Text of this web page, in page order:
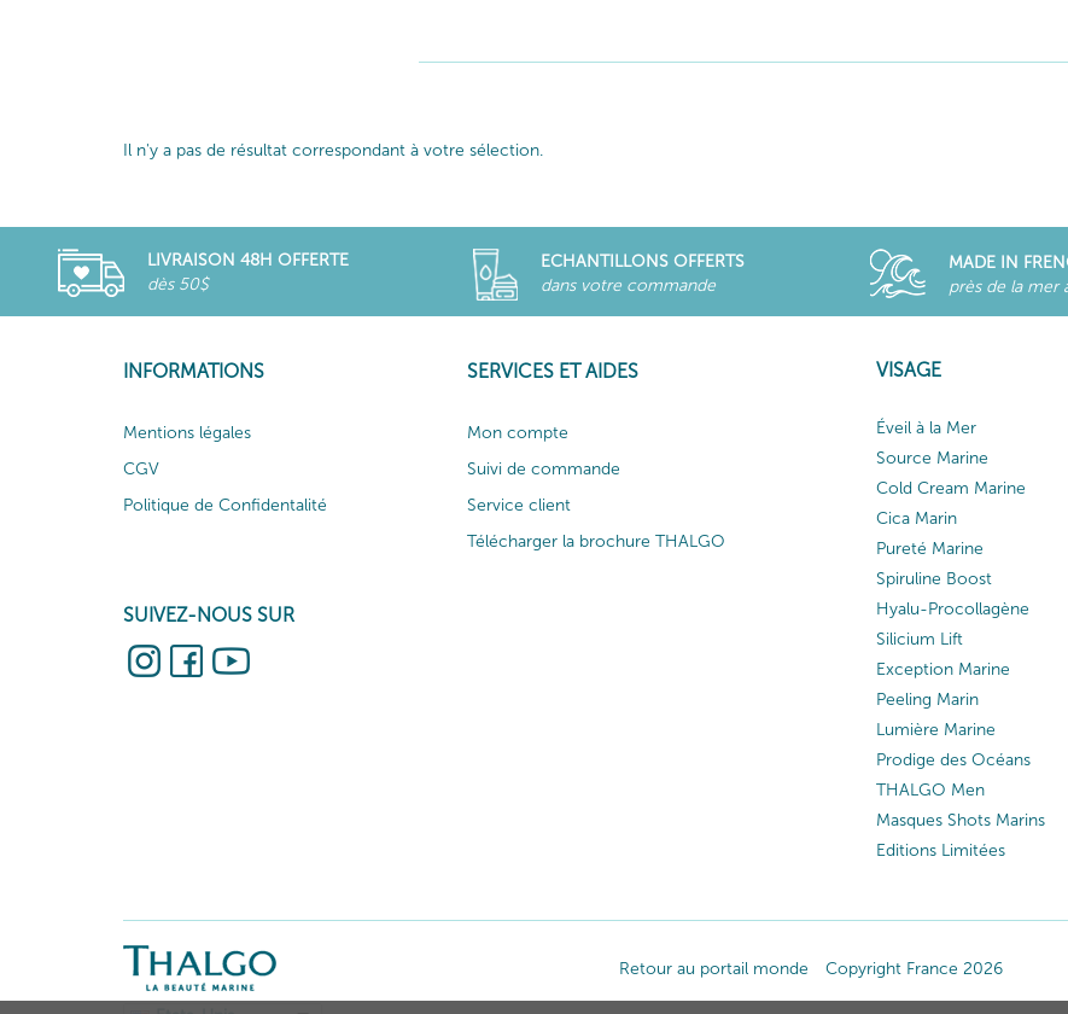
Il n'y a pas de résultat correspondant à votre sélection.
LIVRAISON 48H OFFERTE
dès 50$
ECHANTILLONS OFFERTS
dans votre commande
MADE IN
près de la mer
INFORMATIONS
Mentions légales
CGV
Politique de Confidentalité
SUIVEZ-NOUS SUR
SERVICES ET AIDES
Mon compte
Suivi de commande
Service client
Télécharger la brochure THALGO
VISAGE
Éveil à la Mer
Source Marine
Cold Cream Marine
Cica Marin
Pureté Marine
Spiruline Boost
Hyalu-Procollagène
Silicium Lift
Exception Marine
Peeling Marin
Lumière Marine
Prodige des Océans
THALGO Men
Masques Shots Marins
Editions Limitées
Retour au portail monde Copyright France 2026